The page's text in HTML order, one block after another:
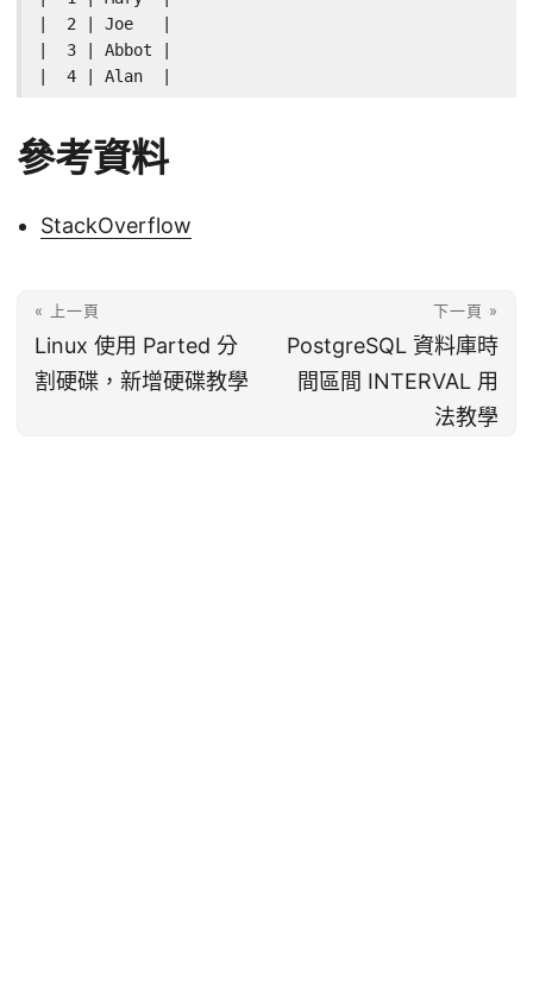
|  2 | Joe   |
|  3 | Abbot |
|  4 | Alan  |
參考資料
StackOverflow
« 上一頁
Linux 使用 Parted 分
割硬碟，新增硬碟教學
下一頁 »
PostgreSQL 資料庫時
間區間 INTERVAL 用
法教學